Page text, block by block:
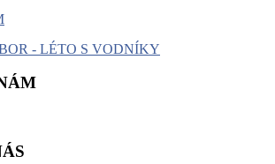
- LÉTO S VODNÍKY